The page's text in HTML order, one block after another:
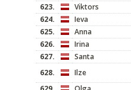
623.
Viktors
624.
Ieva
625.
Anna
626.
Irina
627.
Santa
628.
Ilze